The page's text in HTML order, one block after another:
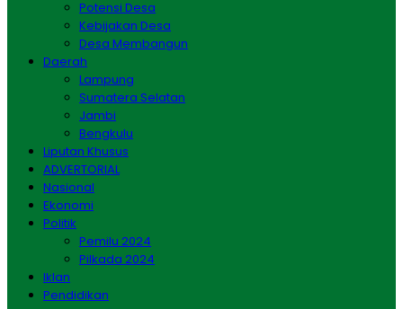
Potensi Desa
Kebijakan Desa
Desa Membangun
Daerah
Lampung
Sumatera Selatan
Jambi
Bengkulu
Liputan Khusus
ADVERTORIAL
Nasional
Ekonomi
Politik
Pemilu 2024
Pilkada 2024
Iklan
Pendidikan